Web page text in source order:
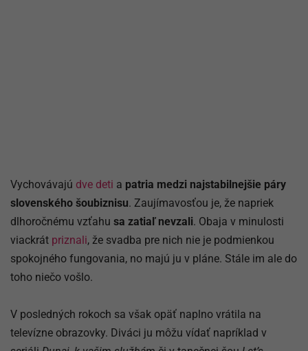
Vychovávajú dve deti a patria medzi najstabilnejšie páry
slovenského šoubiznisu. Zaujímavosťou je, že napriek
dlhoročnému vzťahu sa zatiaľ nevzali. Obaja v minulosti
viackrát priznali, že svadba pre nich nie je podmienkou
spokojného fungovania, no majú ju v pláne. Stále im ale do
toho niečo vošlo.
V posledných rokoch sa však opäť naplno vrátila na
televízne obrazovky. Diváci ju môžu vídať napríklad v